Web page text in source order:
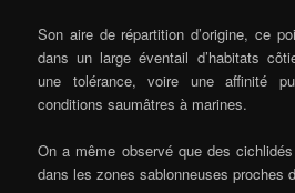
Son aire de répartition d’origine, ce
dans un large éventail d’habitats
une tolérance, voire une affinité
conditions saumâtres à marines.
On a même observé que des
dans les zones sablonneuses proches